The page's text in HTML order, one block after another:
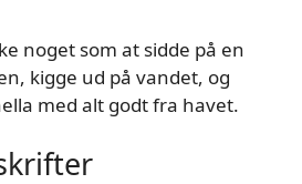
noget som at sidde på en
kigge ud på vandet, og
med alt godt fra havet.